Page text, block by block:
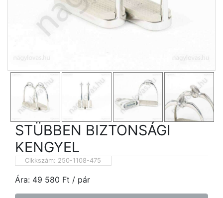
STÜBBEN BIZTONSÁGI
KENGYEL
Cikkszám: 250-1108-475
Ára: 49 580 Ft / pár